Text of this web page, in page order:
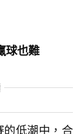
球也難
的低潮中，合